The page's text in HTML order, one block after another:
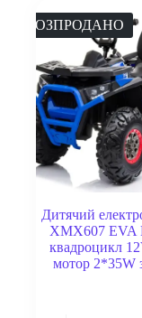
РОЗПРОДАНО
Дитячий
XMX607 EVA
квадроцикл
мотор 2*35W